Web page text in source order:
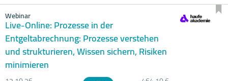
Webinar
Live-Online: Prozesse in der
Entgeltabrechnung: Prozesse verstehen
und strukturieren, Wissen sichern, Risiken
minimieren